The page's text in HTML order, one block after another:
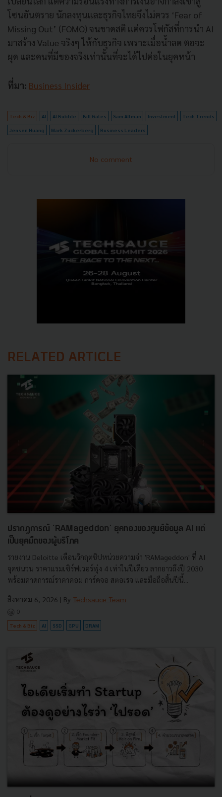
โซนอันตราย นักลงทุนและธุรกิจไทยจึงไม่ควร ‘Fear of
Missing Out’ (FOMO) จนขาดสติ แต่ควรโฟกัสที่การนำ AI
มาสร้าง Value จริงๆ ให้กับธุรกิจ เพราะเมื่อน้ำลด ตอจะ
ผุด และคนที่มีของจริงเท่านั้นที่จะได้ไปต่อในยุคหน้า
ที่มา: Business Insider
Tech & Biz AI AI Bubble Bill Gates Sam Altman Investment Tech Trends
Jensen Huang Mark Zuckerberg Business Leaders
No comment
RELATED ARTICLE
ปรากฏการณ์ ‘RAMageddon’ ยุคทองของศูนย์ข้อมูล AI แต่
เป็นยุคมืดของผู้บริโภค
รายงาน Deloitte เตือนวิกฤตชิปหน่วยความจำ 'RAMageddon' ที่ AI
จุดชนวน ราคาแรมเซิร์ฟเวอร์พุ่ง 4 เท่าในปีเดียว ลากยาวถึงปี 2030
พร้อมคาดการณ์ราคาคอม การ์ดจอ สตอเรจ และมือถือสิ้นปีนี้...
สิงหาคม 6, 2026 | By Techsauce Team
0
Tech & Biz AI SSD GPU DRAM